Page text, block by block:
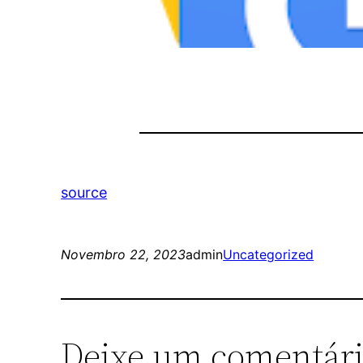
source
Novembro 22, 2023adminUncategorized